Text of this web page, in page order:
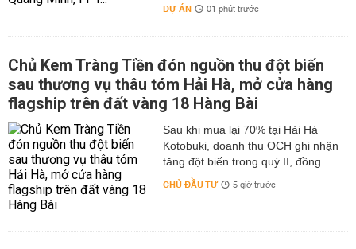
DỰ ÁN 01 phút trước
Chủ Kem Tràng Tiền đón nguồn thu đột biến
sau thương vụ thâu tóm Hải Hà, mở cửa hàng
flagship trên đất vàng 18 Hàng Bài
Sau khi mua lại 70% tại Hải Hà
Kotobuki, doanh thu OCH ghi nhận
tăng đột biến trong quý II, đồng...
CHỦ ĐẦU TƯ 5 giờ trước